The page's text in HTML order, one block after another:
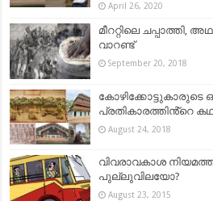
April 26, 2020
മീററ്റിലെ ചപ്പാത്തി,
വാറണ്ട്‌
September 20, 2018
കോഴിക്കോട്ടുകാരുടെ
പ്രതികാരത്തിൻ്റെ
August 24, 2018
വിവരാവകാശ
പുല്ലുവിലയോ?
August 23, 2015